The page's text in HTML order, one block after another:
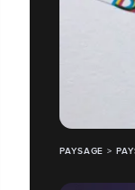
PAYSAGE >